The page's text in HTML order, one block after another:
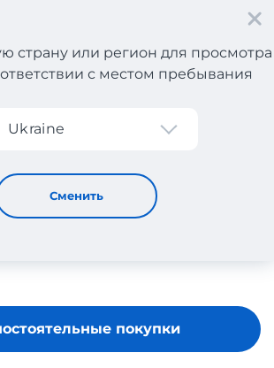
страну или регион для просмотра
с местом пребывания
Ukraine
Сменить
покупки